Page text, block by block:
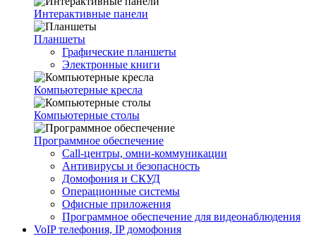
Интерактивные панели
Планшеты
Графические планшеты
Электронные книги
Компьютерные кресла
Компьютерные столы
Программное обеспечение
Call-центры, омни-коммуникации
Антивирусы и безопасность
Домофония и СКУД
Операционные системы
Офисные приложения
Программное обеспечение для видеонаблюдения
VoIP телефония, IP домофония